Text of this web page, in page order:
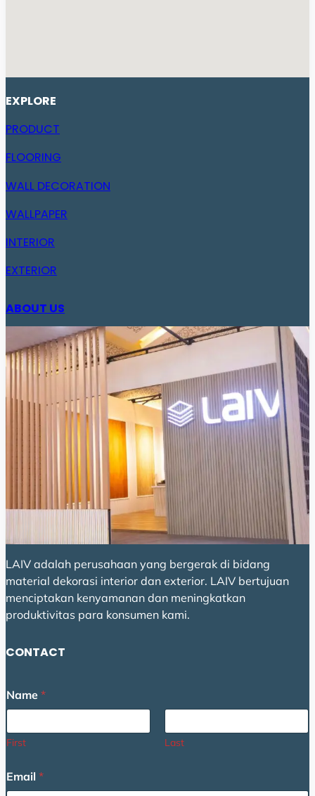
EXPLORE
PRODUCT
FLOORING
WALL DECORATION
WALLPAPER
INTERIOR
EXTERIOR
ABOUT US
LAIV adalah perusahaan yang bergerak di bidang
material dekorasi interior dan exterior. LAIV bertujuan
menciptakan kenyamanan dan meningkatkan
produktivitas para konsumen kami.
CONTACT
r
N
m
e
a
m
Name *
First Last
Email *